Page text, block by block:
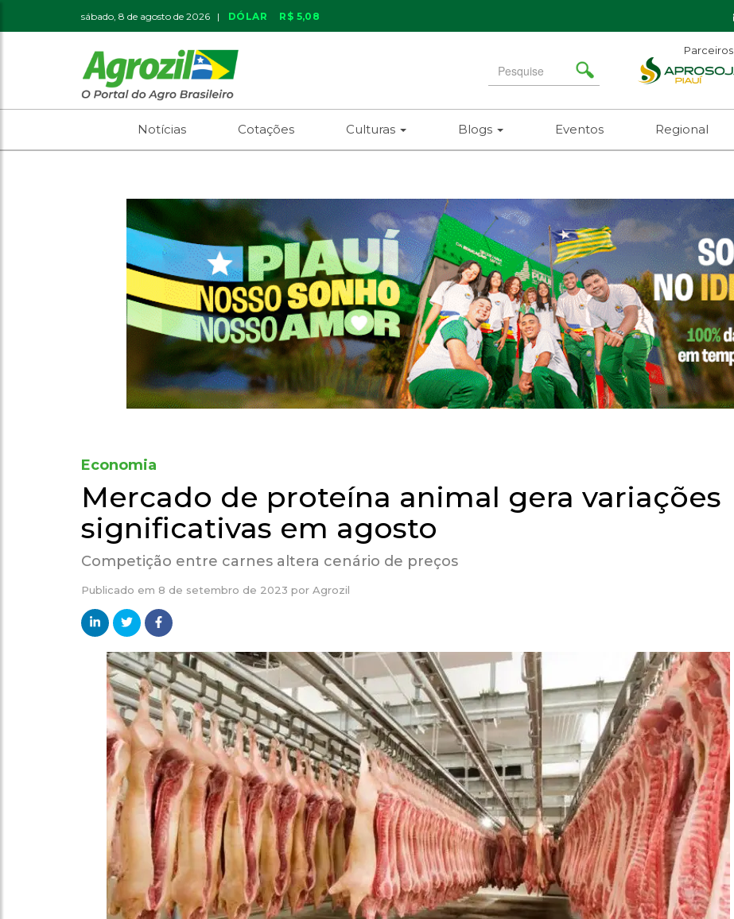
sábado, 8 de agosto de 2026 | DÓLAR R$ 5,08
Search
for
Parceiros
Notícias Cotações Culturas Blogs Eventos Regional
Economia
Mercado de proteína animal gera variações
significativas em agosto
Competição entre carnes altera cenário de preços
Publicado em 8 de setembro de 2023 por Agrozil